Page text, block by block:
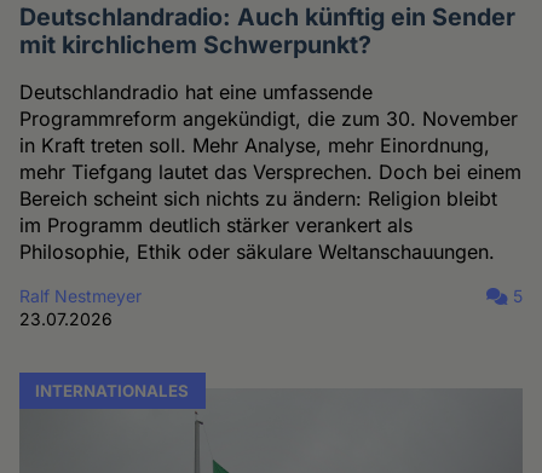
Deutschlandradio: Auch künftig ein Sender
mit kirchlichem Schwerpunkt?
Deutschlandradio hat eine umfassende
Programmreform angekündigt, die zum 30. November
in Kraft treten soll. Mehr Analyse, mehr Einordnung,
mehr Tiefgang lautet das Versprechen. Doch bei einem
Bereich scheint sich nichts zu ändern: Religion bleibt
im Programm deutlich stärker verankert als
Philosophie, Ethik oder säkulare Weltanschauungen.
Ralf Nestmeyer
23.07.2026
5
INTERNATIONALES